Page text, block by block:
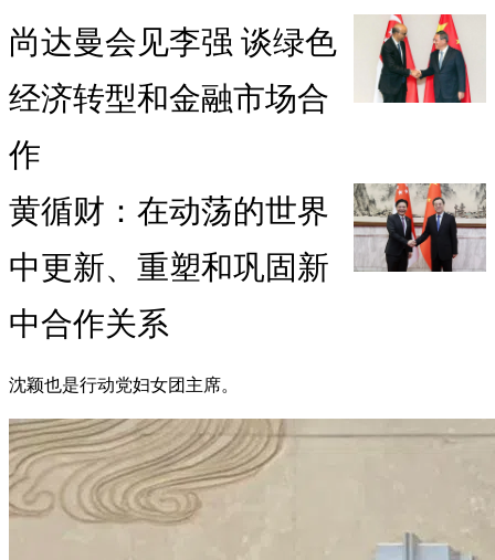
尚达曼会见李强 谈绿色
经济转型和金融市场合
作
黄循财：在动荡的世界
中更新、重塑和巩固新
中合作关系
沈颖也是行动党妇女团主席。